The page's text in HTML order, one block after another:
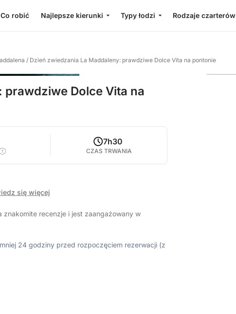
Co robić Najlepsze kierunki Typy łodzi Rodzaje czarterów
/ Dzień zwiedzania La Maddaleny: prawdziwe Dolce Vita na pontonie
Dolce Vita na
7h30
CZAS TRWANIA
się więcej
znakomite recenzje i jest zaangażowany w
24 godziny przed rozpoczęciem rezerwacji (z